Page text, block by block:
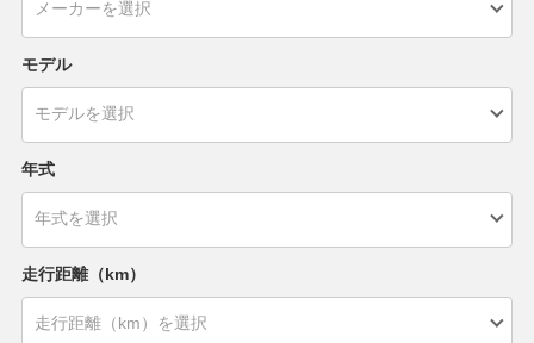
モデル
年式
走行距離（km）